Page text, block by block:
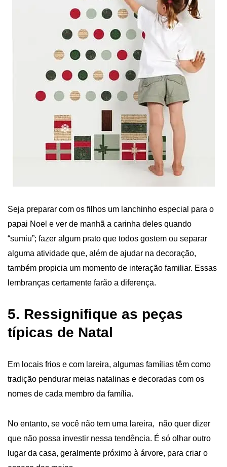
Seja preparar com os filhos um lanchinho especial para o
papai Noel e ver de manhã a carinha deles quando
“sumiu”; fazer algum prato que todos gostem ou separar
alguma atividade que, além de ajudar na decoração,
também propicia um momento de interação familiar. Essas
lembranças certamente farão a diferença.
5. Ressignifique as peças
típicas de Natal
Em locais frios e com lareira, algumas famílias têm como
tradição pendurar meias natalinas e decoradas com os
nomes de cada membro da família.
No entanto, se você não tem uma lareira, não quer dizer
que não possa investir nessa tendência. É só olhar outro
lugar da casa, geralmente próximo à árvore, para criar o